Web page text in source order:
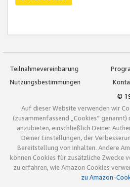
Teilnahmevereinbarung
Nutzungsbestimmungen
©
Auf dieser Website verwenden wir
(zusammenfassend „Cookies“ genannt)
anzubieten, einschließlich Deiner
Deiner Einstellungen, der
Bereitstellung von Inhalten. Andere
können Cookies für zusätzliche Zwecke
zu erfahren, wie Amazon Cookies
zu Amazon-